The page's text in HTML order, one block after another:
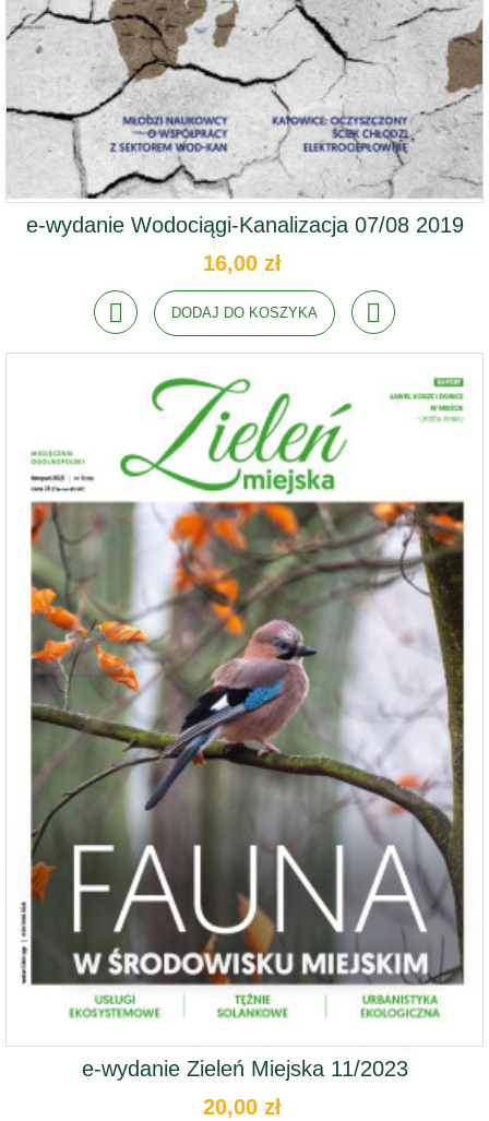
e-wydanie Wodociągi-Kanalizacja 07/08 2019
16,00 zł
DODAJ DO KOSZYKA
e-wydanie Zieleń Miejska 11/2023
20,00 zł